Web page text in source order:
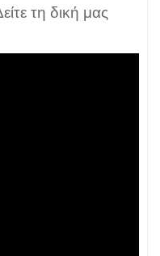
τη δική μας